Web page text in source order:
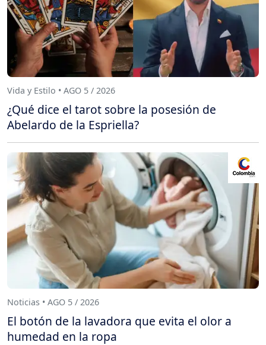
Vida y Estilo • AGO 5 / 2026
¿Qué dice el tarot sobre la posesión de
Abelardo de la Espriella?
Noticias • AGO 5 / 2026
El botón de la lavadora que evita el olor a
humedad en la ropa